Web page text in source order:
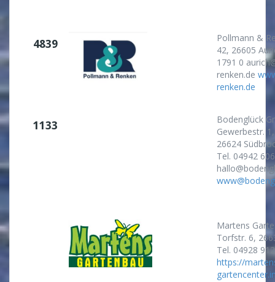
4839
Pollmann &
42, 26605
1791 0
renken.de
renken.de
1133
Bodenglück
Gewerbestr. 1,
26624
Tel. 04942
Martens
Torfstr. 6,
Tel. 04928
https://